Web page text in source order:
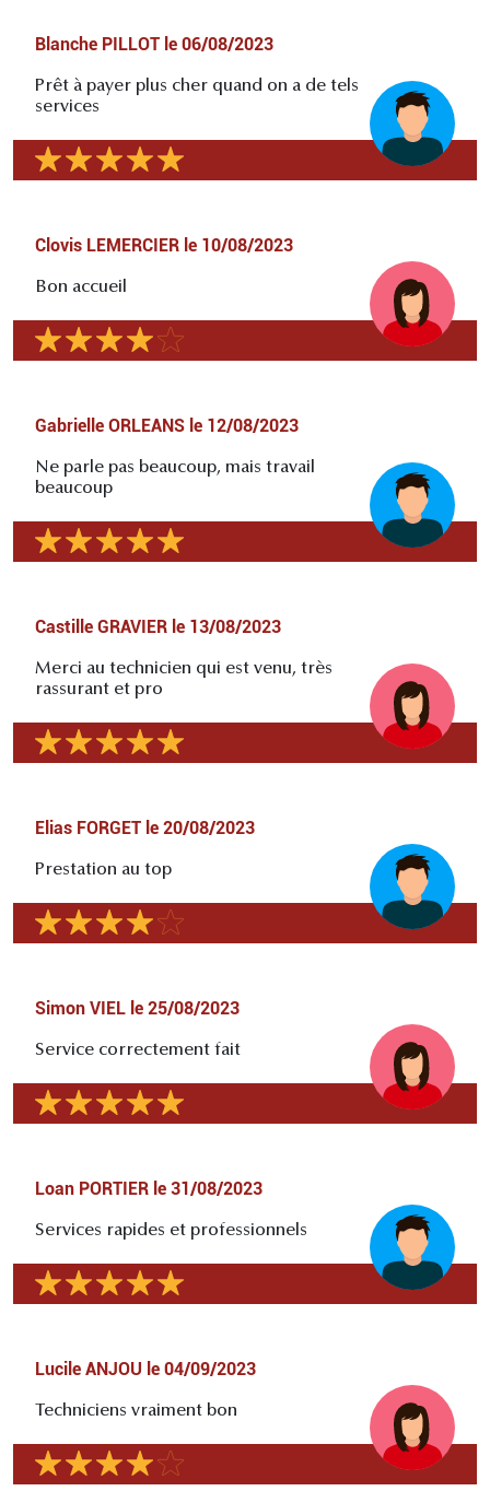
Blanche PILLOT le 06/08/2023
Prêt à payer plus cher quand on a de tels
services
Clovis LEMERCIER le 10/08/2023
Bon accueil
Gabrielle ORLEANS le 12/08/2023
Ne parle pas beaucoup, mais travail
beaucoup
Castille GRAVIER le 13/08/2023
Merci au technicien qui est venu, très
rassurant et pro
Elias FORGET le 20/08/2023
Prestation au top
Simon VIEL le 25/08/2023
Service correctement fait
Loan PORTIER le 31/08/2023
Services rapides et professionnels
Lucile ANJOU le 04/09/2023
Techniciens vraiment bon